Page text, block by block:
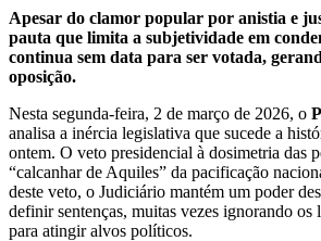
Apesar do clamor popular por anistia e
pauta que limita a subjetividade em
continua sem data para ser votada,
oposição.
Nesta segunda-feira, 2 de março de 2026, o
analisa a inércia legislativa que sucede a
ontem. O veto presidencial à dosimetria das
“calcanhar de Aquiles” da pacificação
deste veto, o Judiciário mantém um poder
definir sentenças, muitas vezes ignorando os
para atingir alvos políticos.